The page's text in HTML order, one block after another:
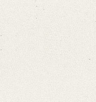
Varwig, Olivia